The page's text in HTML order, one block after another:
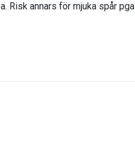
Risk annars för mjuka spår pga